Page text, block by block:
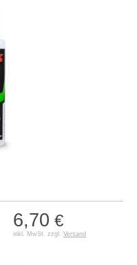
6,70 €
inkl. MwSt. zzgl. Versand